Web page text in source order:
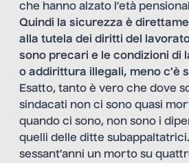
che hanno alzato l’età
Quindi la sicurezza è
alla tutela dei diritti del
sono precari e le condizioni di
o addirittura illegali, meno c’è
Esatto, tanto è vero che dove
sindacati non ci sono quasi
quando ci sono, non sono i
quelli delle ditte
sessant’anni un morto su